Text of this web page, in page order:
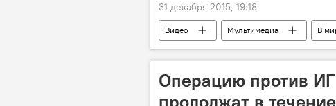
31 декабря 2015, 19:18
Видео Мультимедиа В
Операцию против